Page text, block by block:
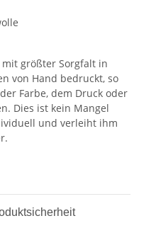
größter Sorgfalt in
von Hand bedruckt, so
Farbe, dem Druck oder
Dies ist kein Mangel
und verleiht ihm